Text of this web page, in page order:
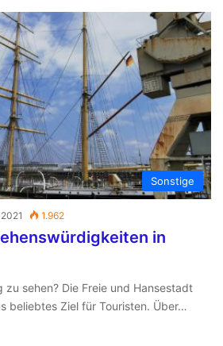
Sonstige
1.962
in
zu sehen? Die Freie und Hansestadt
beliebtes Ziel für Touristen. Über…